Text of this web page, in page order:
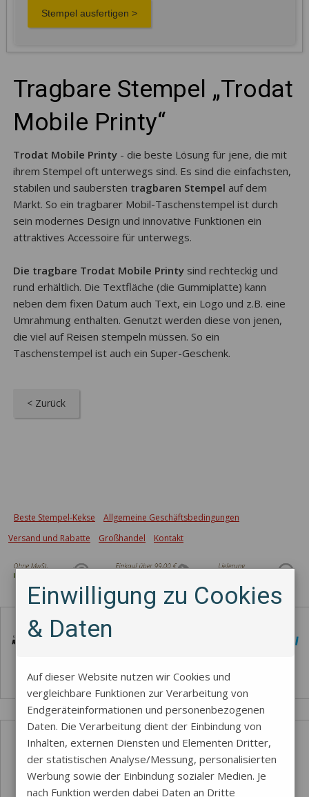
Tragbare Stempel „Trodat
Mobile Printy“
Trodat Mobile Printy- die beste Lösung für jene, die mit
ihrem Stempel oft unterwegs sind. Es sind die einfachsten,
stabilen und saubersten tragbaren Stempel auf dem
Markt. So ein tragbarer Mobil-Taschenstempel ist durch
sein modernes Design und innovative Funktionen ein
attraktives Accessoire für unterwegs.
Die tragbare Trodat Mobile Printysind rechteckig und
rund erhältlich. Die Textfläche (die Gummiplatte) kann
neben dem fixen Datum auch Text, ein Logo und z.B. eine
Umrahmung enthalten. Genutzt werden diese von jenen,
die viel auf Reisen stempeln müssen. So ein
Taschenstempel ist auch ein Super-Geschenk.
< Zurück
Beste Stempel-Kekse
Allgemeine Geschäftsbedingungen
Versand und Rabatte
Großhandel Kontakt
Einwilligung zu Cookies
& Daten
Auf dieser Website nutzen wir Cookies und
vergleichbare Funktionen zur Verarbeitung von
Endgeräteinformationen und personenbezogenen
Daten. Die Verarbeitung dient der Einbindung von
Inhalten, externen Diensten und Elementen Dritter,
der statistischen Analyse/Messung, personalisierten
Werbung sowie der Einbindung sozialer Medien. Je
nach Funktion werden dabei Daten an Dritte